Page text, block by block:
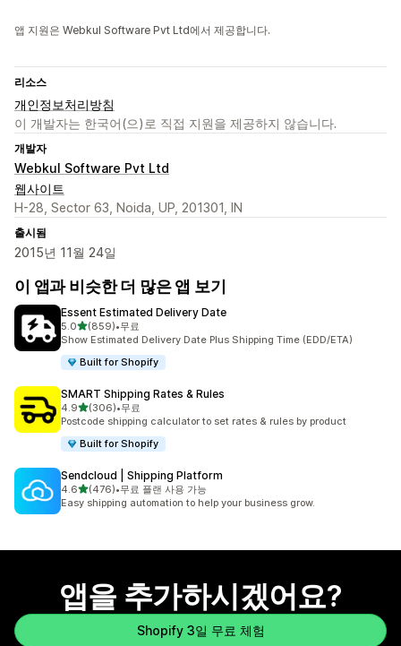
앱 지원은 Webkul Software Pvt Ltd에서 제공합니다.
리소스
개인정보처리방침
이 개발자는 한국어(으)로 직접 지원을 제공하지 않습니다.
개발자
Webkul Software Pvt Ltd
웹사이트
H-28, Sector 63, Noida, UP, 201301, IN
출시됨
2015년 11월 24일
이 앱과 비슷한 더 많은 앱 보기
Essent Estimated Delivery Date
5.0별 5개 중
(859)
총 리뷰 859개
•무료
Show Estimated Delivery Date Plus Shipping Time (EDD/ETA)
Built for Shopify
SMART Shipping Rates & Rules
4.9별 5개 중
(306)
총 리뷰 306개
•무료
Postcode shipping calculator to set rates & rules by product
Built for Shopify
Sendcloud | Shipping Platform
4.6별 5개 중
(476)
총 리뷰 476개
•무료 플랜 사용 가능
Easy shipping automation to help your business grow.
앱을 추가하시겠어요?
Shopify 3일 무료 체험